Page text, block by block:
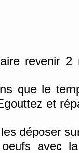
revenir
que le
et
déposer
avec